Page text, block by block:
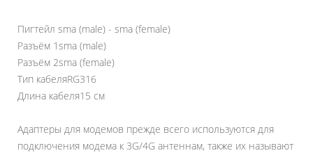
Пигтейл sma (male) - sma (female)
Разъём 1sma (male)
Разъём 2sma (female)
Тип кабеляRG316
Длина кабеля15 см
Адаптеры для модемов прежде всего используются для
подключения модема к 3G/4G антеннам, также их называют